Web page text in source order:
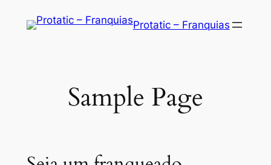
Protatic – Franquias
Sample Page